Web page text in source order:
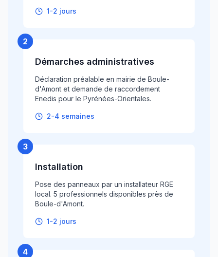
1-2 jours
2
Démarches administratives
Déclaration préalable en mairie de Boule-
d'Amont et demande de raccordement
Enedis pour le Pyrénées-Orientales.
2-4 semaines
3
Installation
Pose des panneaux par un installateur RGE
local. 5 professionnels disponibles près de
Boule-d'Amont.
1-2 jours
4